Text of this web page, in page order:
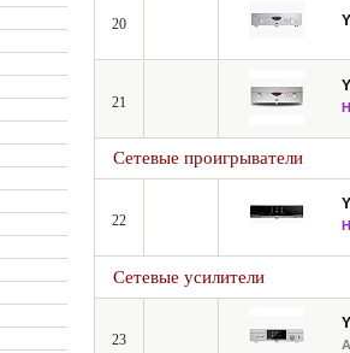
20
21
Сетевые проигрыватели
22
Сетевые усилители
23